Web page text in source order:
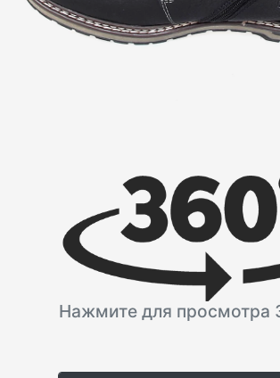
Нажмите для просмотра